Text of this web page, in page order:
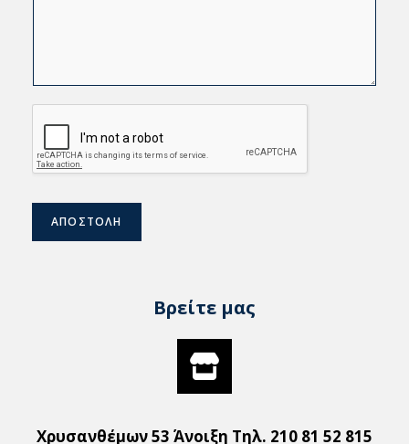
ΑΠΟΣΤΟΛΗ
Βρείτε μας
Χρυσανθέμων 53 Άνοιξη Τηλ. 210 81 52 815